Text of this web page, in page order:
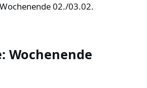
02./03.02.
Wochenende